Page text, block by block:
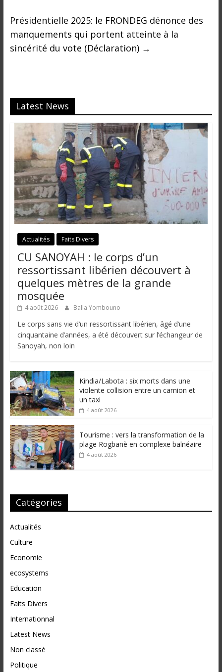
Présidentielle 2025: le FRONDEG dénonce des
manquements qui portent atteinte à la
sincérité du vote (Déclaration) →
Latest News
Actualités Faits Divers
CU SANOYAH : le corps d’un
ressortissant libérien découvert à
quelques mètres de la grande
mosquée
4 août 2026 Balla Yombouno
Le corps sans vie d’un ressortissant libérien, âgé d’une
cinquantaine d’années, a été découvert sur l’échangeur de
Sanoyah, non loin
Kindia/Labota : six morts dans une
violente collision entre un camion et
un taxi
4 août 2026
Tourisme : vers la transformation de la
plage Rogbanè en complexe balnéaire
4 août 2026
Catégories
Actualités
Culture
Economie
ecosystems
Education
Faits Divers
Internationnal
Latest News
Non classé
Politique